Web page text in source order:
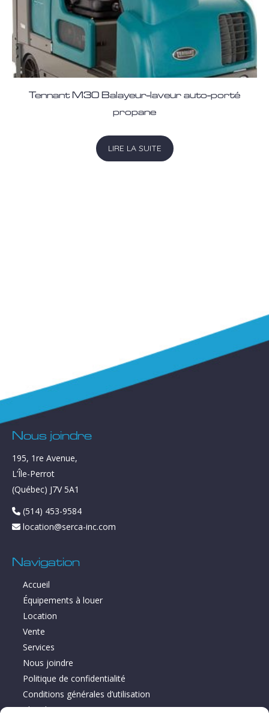
Tennant M30 Balayeur-laveur auto-porté
propane
LIRE LA SUITE
Nous joindre
195, 1re Avenue,
L’Île-Perrot
(Québec) J7V 5A1
(514) 453-9584
location@serca-inc.com
Navigation
Accueil
Équipements à louer
Location
Vente
Services
Nous joindre
Politique de confidentialité
Conditions générales d’utilisation
Plan du site